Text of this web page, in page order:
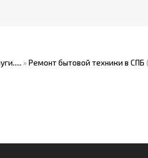
»Ремонт бытовой техники в СПБ